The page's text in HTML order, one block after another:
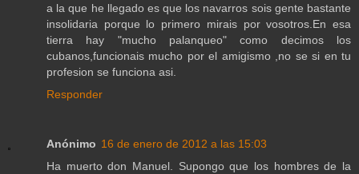
a la que he llegado es que los navarros sois gente bastante
insolidaria porque lo primero mirais por vosotros.En esa
tierra hay "mucho palanqueo" como decimos los
cubanos,funcionais mucho por el amigismo ,no se si en tu
profesion se funciona asi.
Responder
Anónimo 16 de enero de 2012 a las 15:03
Ha muerto don Manuel. Supongo que los hombres de la